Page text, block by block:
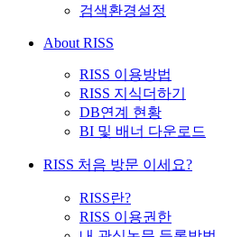
검색환경설정
About RISS
RISS 이용방법
RISS 지식더하기
DB연계 현황
BI 및 배너 다운로드
RISS 처음 방문 이세요?
RISS란?
RISS 이용권한